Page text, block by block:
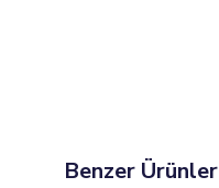
Benzer Ürünler